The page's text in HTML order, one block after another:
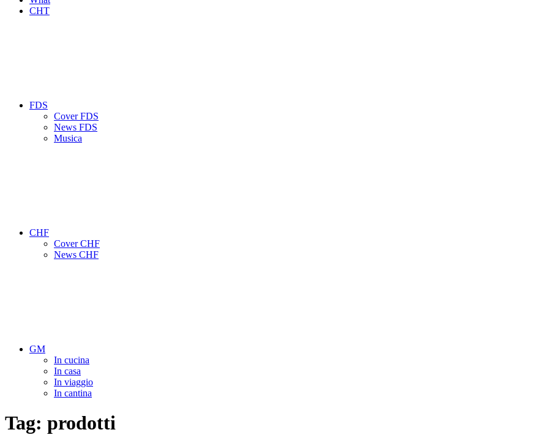
CHT
FDS
Cover FDS
News FDS
Musica
CHF
Cover CHF
News CHF
GM
In cucina
In casa
In viaggio
In cantina
Tag: prodotti